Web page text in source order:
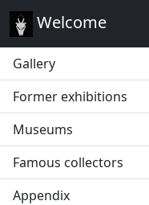
Welcome
Gallery
Former exhibitions
Museums
Famous collectors
Appendix